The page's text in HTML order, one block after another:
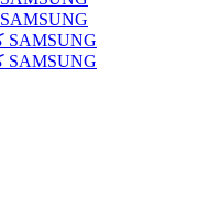
کارتریج 116 SAMSUNG
کارتریج 2850 SAMSUNG
کارتریج 4216 SAMSUNG